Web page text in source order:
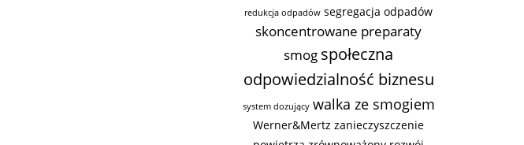
redukcja odpadów segregacja odpadów
skoncentrowane preparaty
smog społeczna
odpowiedzialność biznesu
system dozujący walka ze smogiem
Werner&Mertz zanieczyszczenie